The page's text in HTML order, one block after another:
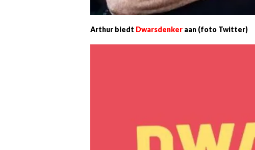
Arthur biedt Dwarsdenker aan (foto Twitter)